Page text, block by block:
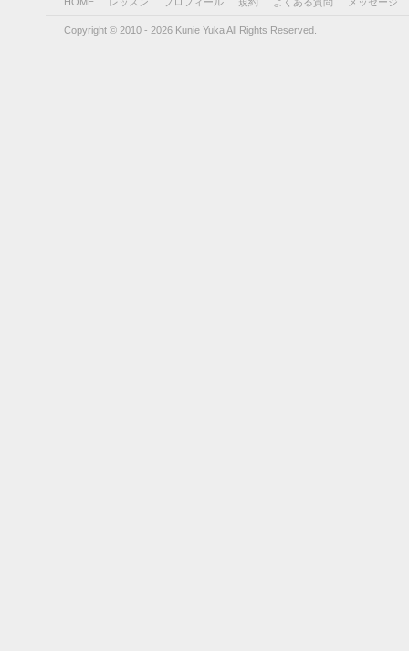
Copyright © 2010 - 2026 Kunie Yuka All Rights Reserved.